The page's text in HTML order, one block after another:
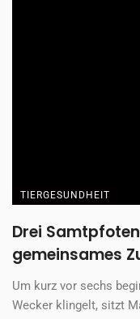
TIERGESUNDHEIT
Drei
gemeinsames
Um kurz vor sechs
Wecker klingelt, sitzt